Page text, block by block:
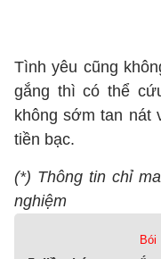
Tình yêu cũng
gắng thì có thể
không sớm tan nát
tiền bạc.
(*) Thông tin chỉ
nghiệm
Bói